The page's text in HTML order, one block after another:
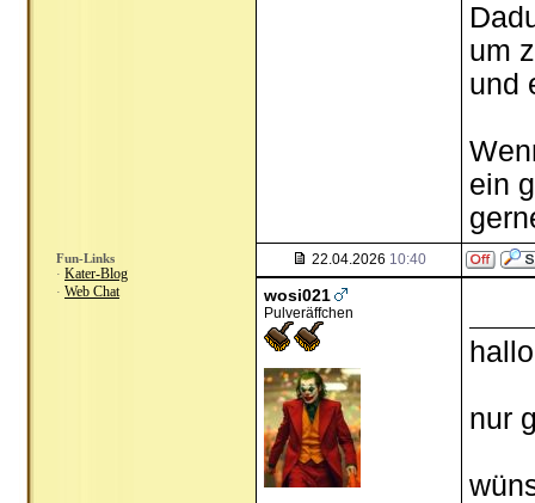
Fun-Links
· Kater-Blog
· Web Chat
um
und
ein
22.04.2026 10:40
wosi021
Pulveräffchen
nur